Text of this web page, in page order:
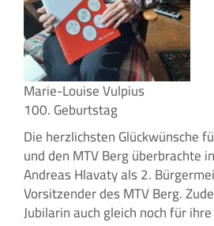
Marie-Louise Vulpius
100. Geburtstag
Die herzlichsten Glückwünsche
und den MTV Berg überbrachte
Andreas Hlavaty als 2.
Vorsitzender des MTV Berg.
Jubilarin auch gleich noch für